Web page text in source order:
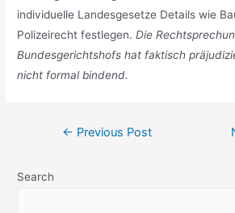
individuelle Landesgesetze Details wie
Polizeirecht festlegen.Die
Bundesgerichtshofs hat faktisch
nicht formal bindend.
Post← Previous Post
Search